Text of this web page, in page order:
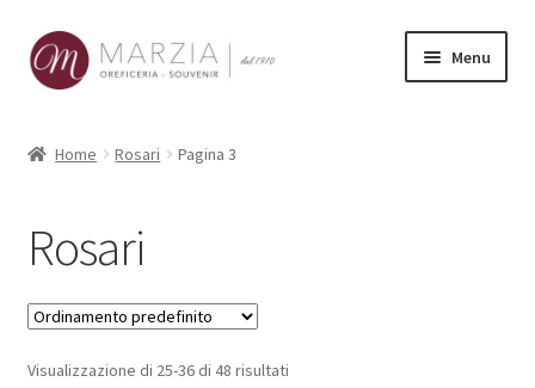
Vai
alla
Vai
al
Menu
La nostra storia
Contatti
Carrello
Home Rosari Pagina 3
Rosari
Visualizzazione di 25-36 di 48 risultati